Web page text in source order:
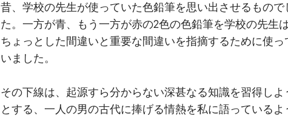
昔、学校の先生が使っていた色鉛筆を思い出させるもので
た。一方が青、もう一方が赤の2色の色鉛筆を学校の先生は
ちょっとした間違いと重要な間違いを指摘するために使っ
いました。
その下線は、起源すら分からない深甚なる知識を習得しよ
とする、一人の男の古代に捧げる情熱を私に語っているよ